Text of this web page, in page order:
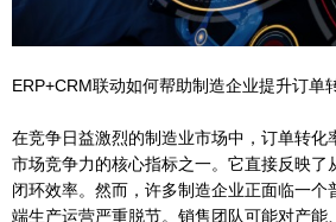
ERP+CRM联动如何帮助制造企业提升订单
在竞争日益激烈的制造业市场中，订单转化
市场竞争力的核心指标之一。它直接反映了
闭环效率。然而，许多制造企业正面临一个
端生产运营严重脱节。销售团队可能对产能